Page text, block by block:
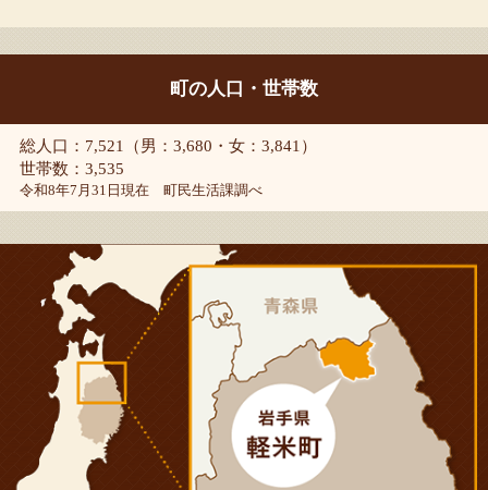
町の人口・世帯数
総人口：7,521（男：3,680・女：3,841）
世帯数：3,535
令和8年7月31日現在 町民生活課調べ